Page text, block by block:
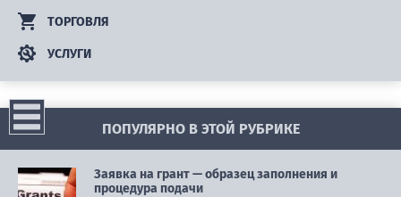
ТОРГОВЛЯ
УСЛУГИ
ПОПУЛЯРНО В ЭТОЙ РУБРИКЕ
Заявка на грант — образец заполнения и
процедура подачи